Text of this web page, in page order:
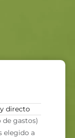
directo
de gastos)
elegido a